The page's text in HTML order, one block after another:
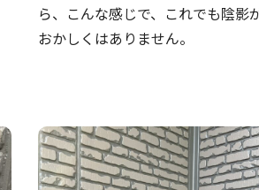
ら、こんな感じで、これでも陰影
おかしくはありません。